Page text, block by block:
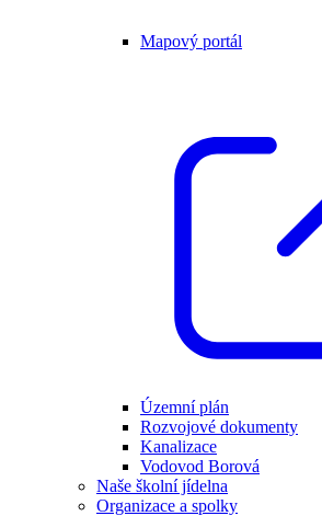
Mapový portál
Územní plán
Rozvojové dokumenty
Kanalizace
Vodovod Borová
Naše školní jídelna
Organizace a spolky